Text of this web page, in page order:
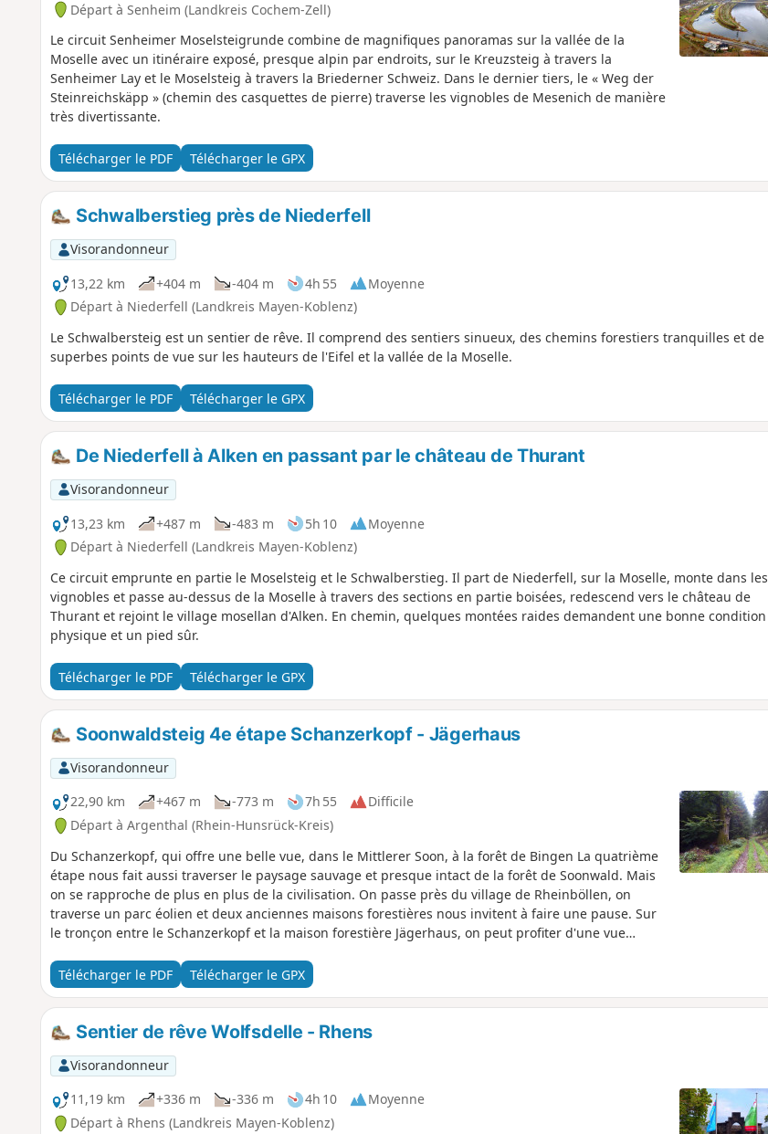
Départ à Senheim (Landkreis Cochem-Zell)
Le circuit Senheimer Moselsteigrunde combine de magnifiques panoramas sur la vallée de la
Moselle avec un itinéraire exposé, presque alpin par endroits, sur le Kreuzsteig à travers la
Senheimer Lay et le Moselsteig à travers la Briederner Schweiz. Dans le dernier tiers, le « Weg der
Steinreichskäpp » (chemin des casquettes de pierre) traverse les vignobles de Mesenich de manière
très divertissante.
Télécharger le PDF Télécharger le GPX
Schwalberstieg près de Niederfell
Visorandonneur
13,22 km
+404 m -404 m 4h 55
Moyenne
Départ à Niederfell (Landkreis Mayen-Koblenz)
Le Schwalbersteig est un sentier de rêve. Il comprend des sentiers sinueux, des chemins forestiers tranquilles et de
superbes points de vue sur les hauteurs de l'Eifel et la vallée de la Moselle.
Télécharger le PDF Télécharger le GPX
De Niederfell à Alken en passant par le château de Thurant
Visorandonneur
13,23 km
+487 m -483 m 5h 10
Moyenne
Départ à Niederfell (Landkreis Mayen-Koblenz)
Ce circuit emprunte en partie le Moselsteig et le Schwalberstieg. Il part de Niederfell, sur la Moselle, monte dans les
vignobles et passe au-dessus de la Moselle à travers des sections en partie boisées, redescend vers le château de
Thurant et rejoint le village mosellan d'Alken. En chemin, quelques montées raides demandent une bonne condition
physique et un pied sûr.
Télécharger le PDF Télécharger le GPX
Soonwaldsteig 4e étape Schanzerkopf - Jägerhaus
Visorandonneur
22,90 km
+467 m -773 m 7h 55
Difficile
Départ à Argenthal (Rhein-Hunsrück-Kreis)
Du Schanzerkopf, qui offre une belle vue, dans le Mittlerer Soon, à la forêt de Bingen La quatrième
étape nous fait aussi traverser le paysage sauvage et presque intact de la forêt de Soonwald. Mais
on se rapproche de plus en plus de la civilisation. On passe près du village de Rheinböllen, on
traverse un parc éolien et deux anciennes maisons forestières nous invitent à faire une pause. Sur
le tronçon entre le Schanzerkopf et la maison forestière Jägerhaus, on peut profiter d'une vue
tours panoramiques.
Télécharger le PDF Télécharger le GPX
Sentier de rêve Wolfsdelle - Rhens
Visorandonneur
11,19 km
+336 m -336 m 4h 10
Moyenne
Départ à Rhens (Landkreis Mayen-Koblenz)